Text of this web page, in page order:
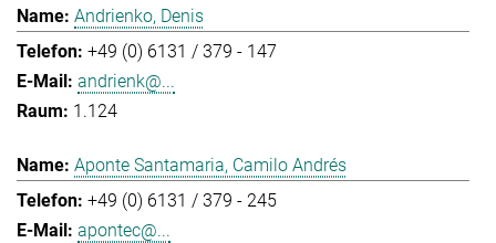
Andrienko, Denis
+49 (0) 6131 / 379 - 147
andrienk@...
1.124
Aponte Santamaria, Camilo Andrés
+49 (0) 6131 / 379 - 245
apontec@...